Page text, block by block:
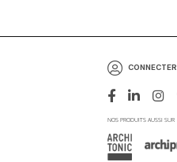
CONNECTER
NOS PRODUITS AUSSI SUR